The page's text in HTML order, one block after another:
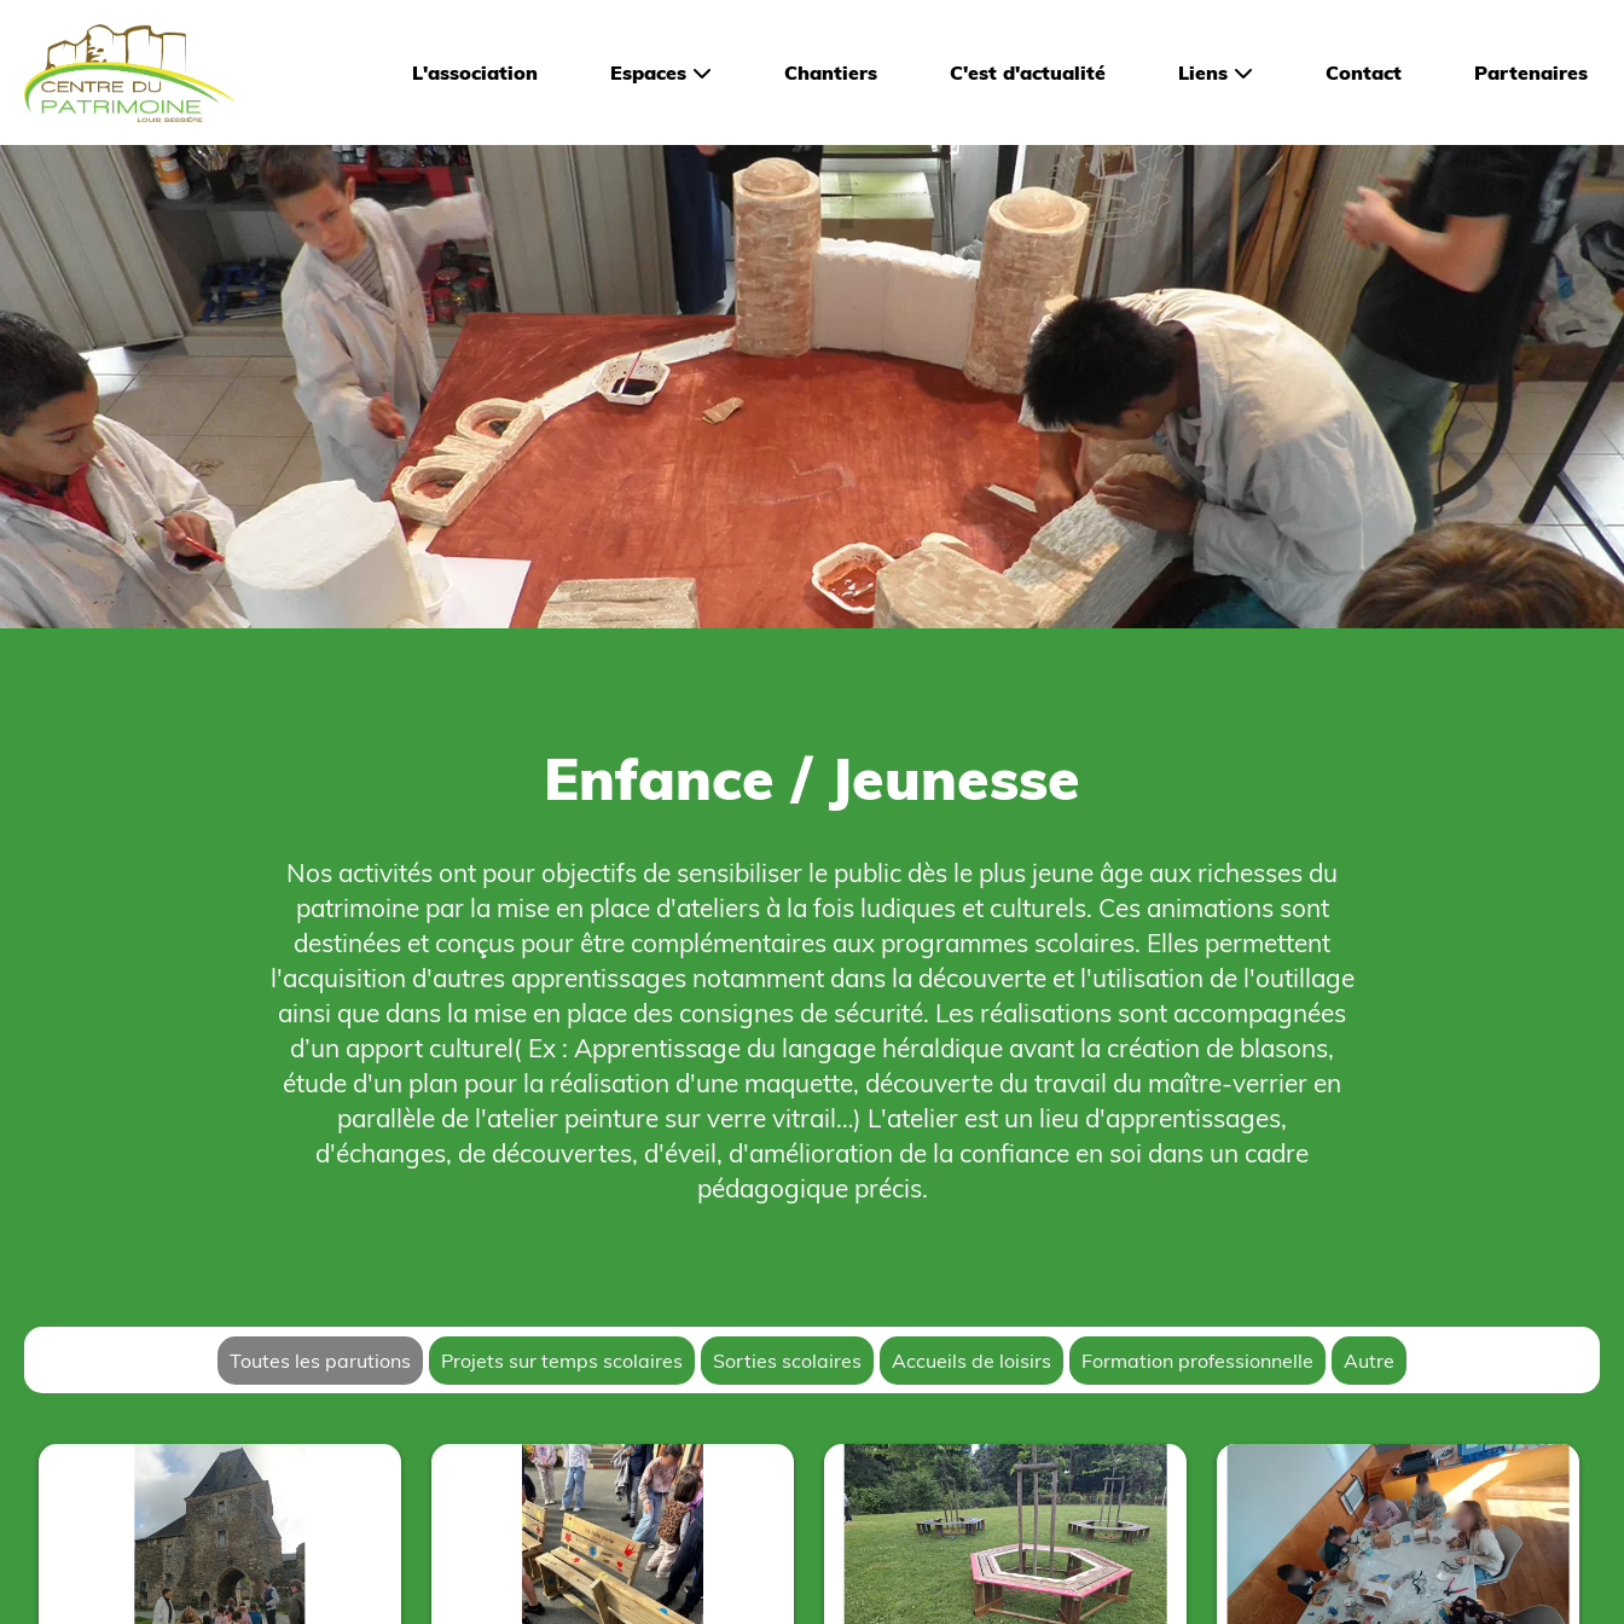
L'association Espaces Chantiers C'est d'actualité Liens Contact Partenaires
Enfance / Jeunesse
Nos activités ont pour objectifs de sensibiliser le public dès le plus jeune âge aux richesses du
patrimoine par la mise en place d'ateliers à la fois ludiques et culturels. Ces animations sont
destinées et conçus pour être complémentaires aux programmes scolaires. Elles permettent
l'acquisition d'autres apprentissages notamment dans la découverte et l'utilisation de l'outillage
ainsi que dans la mise en place des consignes de sécurité. Les réalisations sont accompagnées
d’un apport culturel( Ex : Apprentissage du langage héraldique avant la création de blasons,
étude d'un plan pour la réalisation d'une maquette, découverte du travail du maître-verrier en
parallèle de l'atelier peinture sur verre vitrail…) L'atelier est un lieu d'apprentissages,
d'échanges, de découvertes, d'éveil, d'amélioration de la confiance en soi dans un cadre
pédagogique précis.
Toutes les parutions Projets sur temps scolaires Sorties scolaires Accueils de loisirs Formation professionnelle Autre